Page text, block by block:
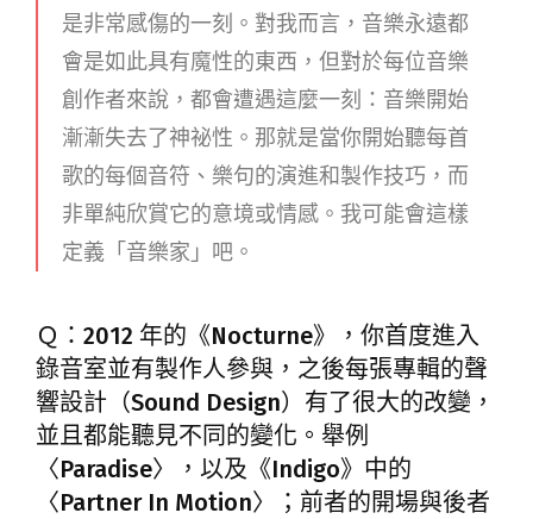
是非常感傷的一刻。對我而言，音樂永遠都
會是如此具有魔性的東西，但對於每位音樂
創作者來說，都會遭遇這麼一刻：音樂開始
漸漸失去了神祕性。那就是當你開始聽每首
歌的每個音符、樂句的演進和製作技巧，而
非單純欣賞它的意境或情感。我可能會這樣
定義「音樂家」吧。
Ｑ：2012 年的《Nocturne》，你首度進入
錄音室並有製作人參與，之後每張專輯的聲
響設計（Sound Design）有了很大的改變，
並且都能聽見不同的變化。舉例
〈Paradise〉，以及《Indigo》中的
〈Partner In Motion〉；前者的開場與後者